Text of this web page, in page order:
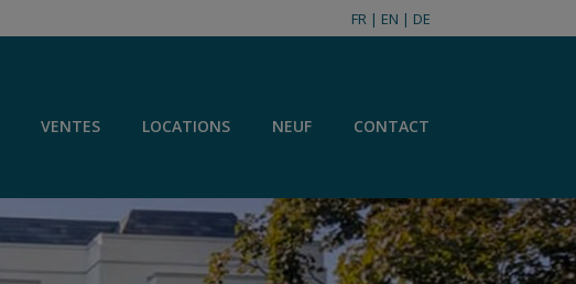
FR | EN | DE
VENTES LOCATIONS NEUF CONTACT